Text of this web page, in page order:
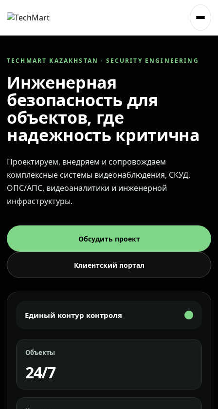
TECHMART KAZAKHSTAN · SECURITY ENGINEERING
Инженерная
безопасность для
объектов, где
надежность критична
Проектируем, внедряем и сопровождаем
комплексные системы видеонаблюдения, СКУД,
ОПС/АПС, видеоаналитики и инженерной
инфраструктуры.
Обсудить проект
Клиентский портал
Единый контур контроля
Объекты
24/7